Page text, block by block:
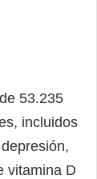
53.235
incluidos
vitamina D